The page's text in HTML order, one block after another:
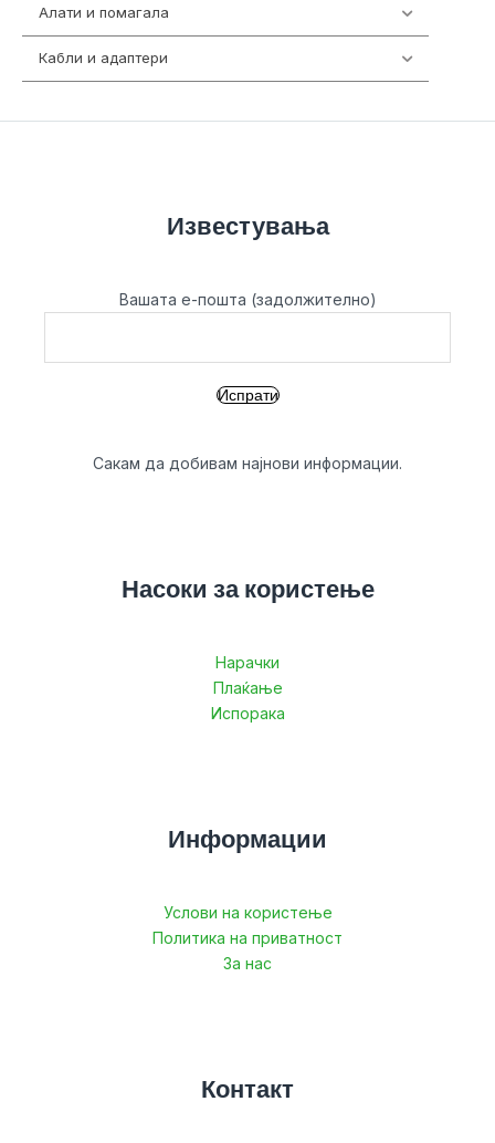
Алати и помагала
Кабли и адаптери
Известувања
Вашата е-пошта (задолжително)
Сакам да добивам најнови информации.
Насоки за користење
Нарачки
Плаќање
Испорака
Информации
Услови на користење
Политика на приватност
За нас
Контакт